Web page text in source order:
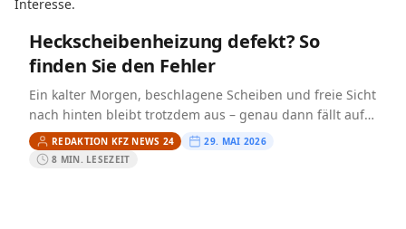
Heckscheibenheizung defekt? So
finden Sie den Fehler
Ein kalter Morgen, beschlagene Scheiben und freie Sicht
nach hinten bleibt trotzdem aus – genau dann fällt auf,
wie wichtig die Heckscheibenheizung im Alltag ist.…
REDAKTION KFZ NEWS 24
29. MAI 2026
8 MIN. LESEZEIT